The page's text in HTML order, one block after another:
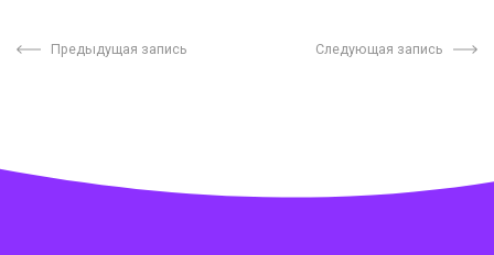
Предыдущая запись Следующая запись